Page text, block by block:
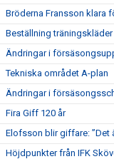
Bröderna Fransson klara
Beställning
Ändringar i
Tekniska området A-plan
Ändringar i
Fira Giff 120 år
Elofsson blir giffare: ”Det
Höjdpunkter från IFK